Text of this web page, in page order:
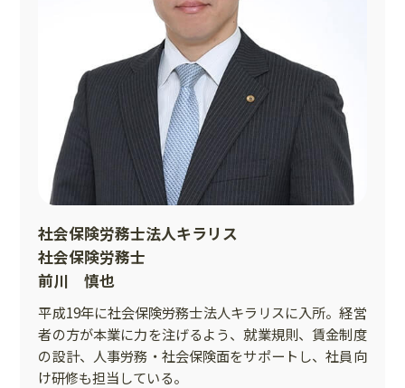
社会保険労務士法人キラリス
社会保険労務士
前川 慎也
平成19年に社会保険労務士法人キラリスに入所。経営
者の方が本業に力を注げるよう、就業規則、賃金制度
の設計、人事労務・社会保険面をサポートし、社員向
け研修も担当している。